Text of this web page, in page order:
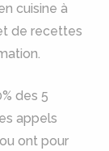
cuisine à
de recettes
des 5
appels
ont pour